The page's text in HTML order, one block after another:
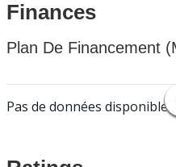
Finances
Plan De Financement
Pas de données disponibles.